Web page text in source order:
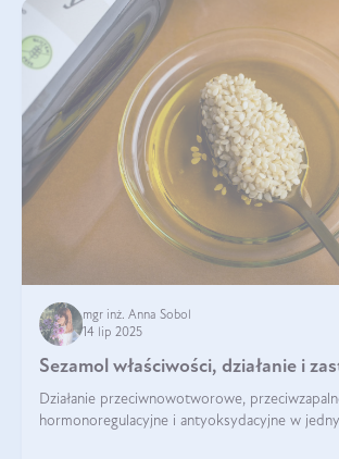
mgr inż. Anna Sobol
14 lip 2025
Sezamol właściwości, działanie i
Działanie przeciwnowotworowe,
hormonoregulacyjne i antyoksydacyjne w